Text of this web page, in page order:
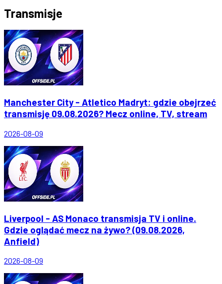
Transmisje
Manchester City - Atletico Madryt: gdzie obejrzeć
transmisję 09.08.2026? Mecz online, TV, stream
2026-08-09
Liverpool - AS Monaco transmisja TV i online.
Gdzie oglądać mecz na żywo? (09.08.2026,
Anfield)
2026-08-09